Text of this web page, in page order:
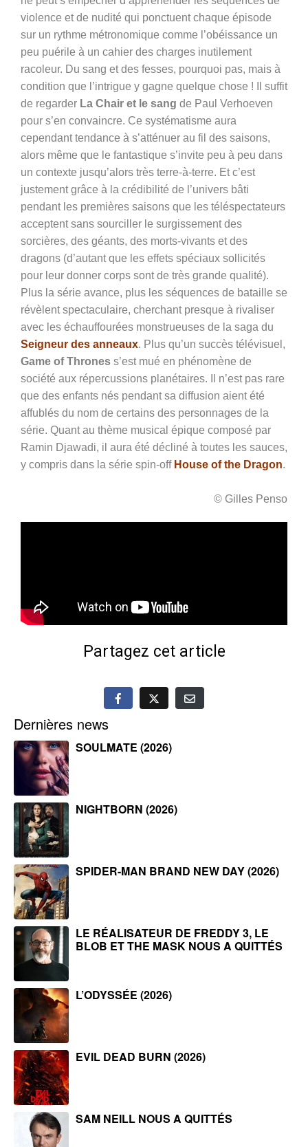
violence et de nudité qui ponctuent chaque épisode
sur un rythme métronomique comme l’obéissance un
peu puérile à un cahier des charges inutilement
racoleur. Du sang et des fesses, pourquoi pas, mais à
condition que l’intrigue y gagne quelque chose ! Il suffit
de regarder La Chair et le sang de Paul Verhoeven
pour s’en convaincre. Ce systématisme aura
cependant tendance à s’atténuer au fil des saisons,
alors même que le fantastique s’invite peu à peu dans
un contexte jusqu’alors très terre-à-terre. Et c’est
justement grâce à la crédibilité de l’univers bâti
pendant les premières saisons que les téléspectateurs
acceptent sans sourciller le surgissement des
sorcières, des géants, des morts-vivants et des
dragons (d’autant que les effets spéciaux sollicités
pour leur donner corps sont de très grande qualité).
Plus la série avance, plus les séquences de bataille se
révèlent spectaculaire, cherchant presque à rivaliser
avec les échauffourées monstrueuses de la saga du
Seigneur des anneaux. Plus qu’un succès télévisuel,
Game of Thrones s’est mué en phénomène de
société aux répercussions planétaires. Il n’est pas rare
que des enfants nés pendant sa diffusion aient été
affublés du nom de certains des personnages de la
série. Quant au thème musical épique composé par
Ramin Djawadi, il aura été décliné à toutes les sauces,
y compris dans la série spin-off House of the Dragon.
© Gilles Penso
Partagez cet article
Dernières news
SOULMATE (2026)
NIGHTBORN (2026)
SPIDER-MAN BRAND NEW DAY (2026)
LE RÉALISATEUR DE FREDDY 3, LE
BLOB ET THE MASK NOUS A QUITTÉS
L’ODYSSÉE (2026)
EVIL DEAD BURN (2026)
SAM NEILL NOUS A QUITTÉS